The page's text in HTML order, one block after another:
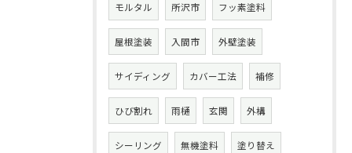
モルタル 所沢市 フッ素塗料
屋根塗装 入間市 外壁塗装
サイディング カバー工法 補修
ひび割れ 雨樋 玄関 外構
シーリング 無機塗料 塗り替え